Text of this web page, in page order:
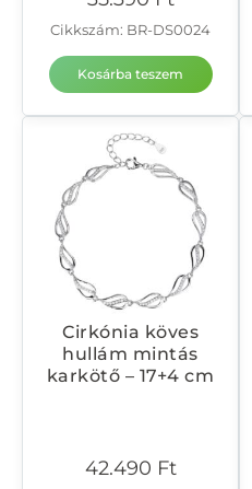
Cikkszám: BR-DS0024
Kosárba teszem
Cirkónia köves
hullám mintás
karkötő – 17+4 cm
42.490 Ft